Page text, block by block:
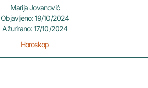
Marija Jovanović
Objavljeno: 19/10/2024
Ažurirano: 17/10/2024
Horoskop